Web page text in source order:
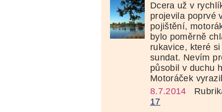
Dcera už v
projevila poprvé
pojištění,
bylo poměrně
rukavice, které
sundat. Nevím
působil v duchu
Motoráček
8.7.2014
17